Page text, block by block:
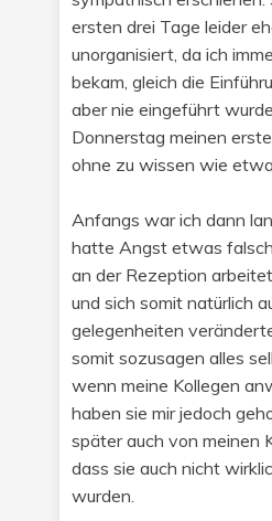
ersten drei Tage leider
unorganisiert, da ich
bekam, gleich die
aber nie eingeführt
Donnerstag meinen
ohne zu wissen wie
Anfangs war ich dann
hatte Angst etwas
an der Rezeption
und sich somit natürlich
gelegenheiten
somit sozusagen alles
wenn meine Kollegen
haben sie mir jedoch
später auch von meinen
dass sie auch nicht
wurden.